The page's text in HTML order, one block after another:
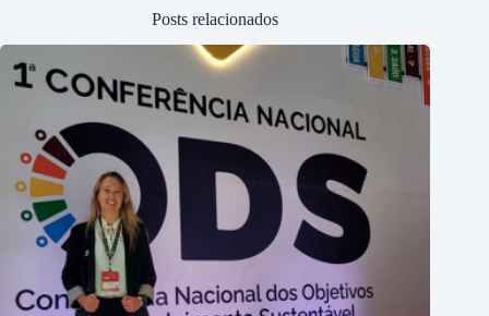
Posts relacionados